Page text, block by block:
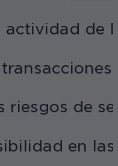
actividad de
riesgos de
en